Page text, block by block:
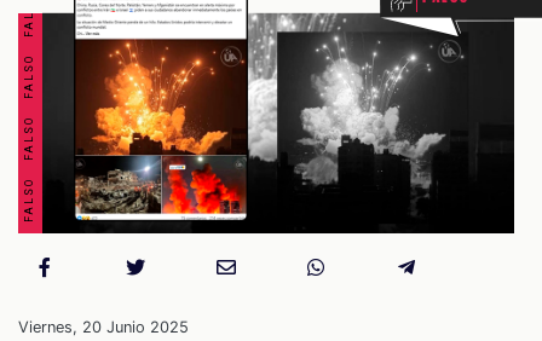
Viernes, 20 Junio 2025